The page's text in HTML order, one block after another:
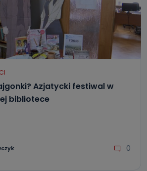
Azjatycki festiwal w
bibliotece
0